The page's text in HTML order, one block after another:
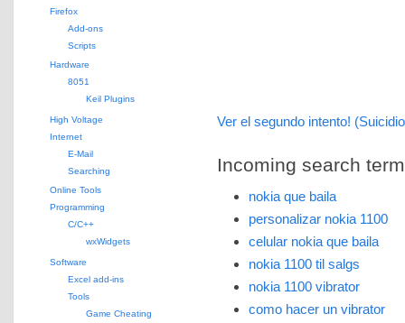
Ver el segundo intento!
Incoming search
nokia que baila
personalizar nokia 1100
celular nokia que baila
nokia 1100 til salgs
nokia 1100 vibrator
como hacer un vibrator
Firefox
Add-ons
Scripts
Hardware
8051
Keil Plugins
High Voltage
Internet
E-Mail
Searching
Online Tools
Programming
C/C++
wxWidgets
Software
Excel add-ins
Tools
Game Cheating